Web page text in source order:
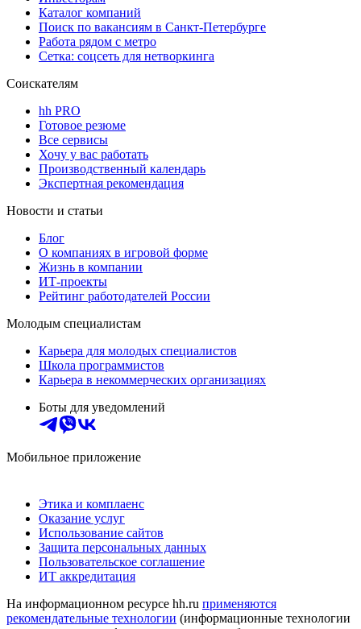
Каталог компаний
Поиск по вакансиям в Санкт-Петербурге
Работа рядом с метро
Сетка: соцсеть для нетворкинга
Соискателям
hh PRO
Готовое резюме
Все сервисы
Хочу у вас работать
Производственный календарь
Экспертная рекомендация
Новости и статьи
Блог
О компаниях в игровой форме
Жизнь в компании
ИТ-проекты
Рейтинг работодателей России
Молодым специалистам
Карьера для молодых специалистов
Школа программистов
Карьера в некоммерческих организациях
Боты для уведомлений
Мобильное приложение
Этика и комплаенс
Оказание услуг
Использование сайтов
Защита персональных данных
Пользовательское соглашение
ИТ аккредитация
На информационном ресурсе hh.ru применяются
рекомендательные технологии (информационные технологии